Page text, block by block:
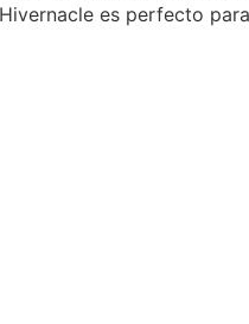
es perfecto